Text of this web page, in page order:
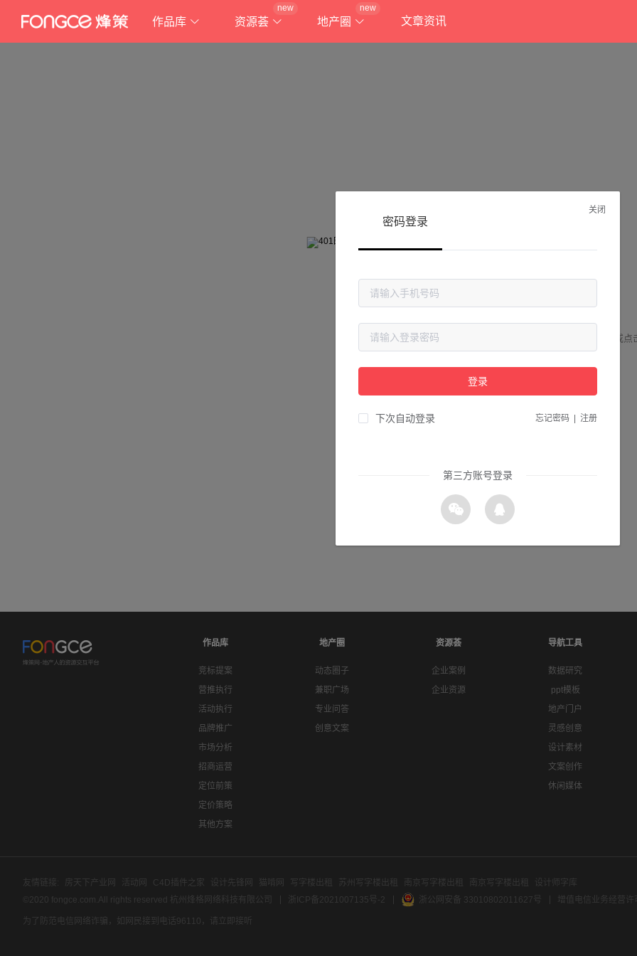
作品库 资源荟
new
地产圈
new
文章资讯
抱歉!
请检查您输入的网址是否正确，或点
作品库
竞标提案
营推执行
活动执行
品牌推广
市场分析
招商运营
定位前策
定价策略
其他方案
地产圈
动态圈子
兼职广场
专业问答
创意文案
资源荟
企业案例
企业资源
导航工具
数据研究
ppt模板
地产门户
灵感创意
设计素材
文案创作
休闲媒体
友情链接: 房天下产业网 活动网 C4D插件之家 设计先锋网 猫啃网 写字楼出租 苏州写字楼出租 南京写字楼出租 南京写字楼出租
设计师字库
©2020 fongce.com.All rights reserved 杭州烽格网络科技有限公司
浙ICP备2021007135号-2 浙公网安备 33010802011627号 增值电信业务经营
为了防范电信网络诈骗，如网民接到电话96110，请立即接听
关闭
密码登录
登录
下次自动登录 忘记密码 注册
第三方账号登录